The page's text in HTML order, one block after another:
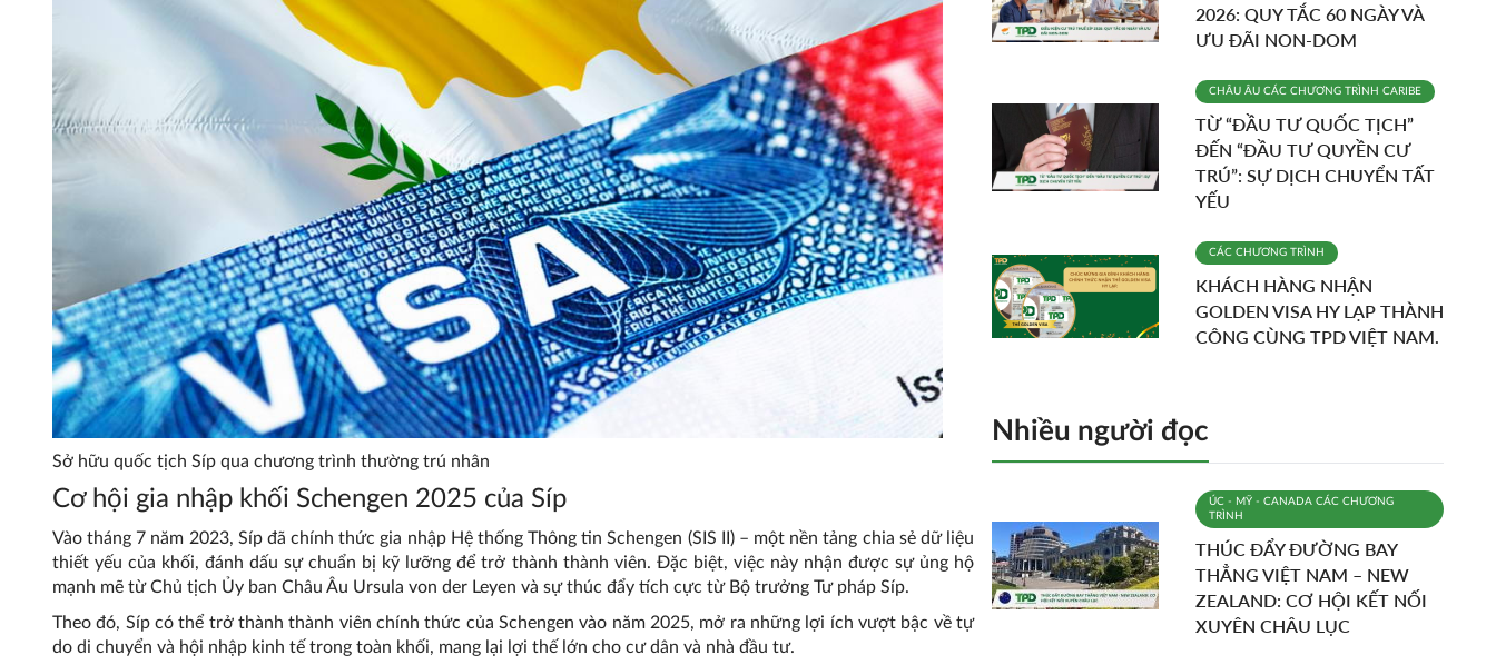
Sở hữu quốc tịch Síp qua chương trình thường trú nhân
Cơ hội gia nhập khối Schengen 2025 của Síp
Vào tháng 7 năm 2023, Síp đã chính thức gia nhập Hệ thống Thông tin Schengen (SIS II) – một nền tảng chia sẻ dữ liệu
thiết yếu của khối, đánh dấu sự chuẩn bị kỹ lưỡng để trở thành thành viên. Đặc biệt, việc này nhận được sự ủng hộ
mạnh mẽ từ Chủ tịch Ủy ban Châu Âu Ursula von der Leyen và sự thúc đẩy tích cực từ Bộ trưởng Tư pháp Síp.
Theo đó, Síp có thể trở thành thành viên chính thức của Schengen vào năm 2025, mở ra những lợi ích vượt bậc về tự
do di chuyển và hội nhập kinh tế trong toàn khối, mang lại lợi thế lớn cho cư dân và nhà đầu tư.
2026: QUY TẮC 60 NGÀY VÀ
ƯU ĐÃI NON-DOM
CHÂU ÂU CÁC CHƯƠNG TRÌNH CARIBE
TỪ “ĐẦU TƯ QUỐC TỊCH”
ĐẾN “ĐẦU TƯ QUYỀN CƯ
TRÚ”: SỰ DỊCH CHUYỂN TẤT
YẾU
CÁC CHƯƠNG TRÌNH
KHÁCH HÀNG NHẬN
GOLDEN VISA HY LẠP THÀNH
CÔNG CÙNG TPD VIỆT NAM.
Nhiều người đọc
ÚC - MỸ - CANADA CÁC CHƯƠNG
TRÌNH
THÚC ĐẨY ĐƯỜNG BAY
THẲNG VIỆT NAM – NEW
ZEALAND: CƠ HỘI KẾT NỐI
XUYÊN CHÂU LỤC